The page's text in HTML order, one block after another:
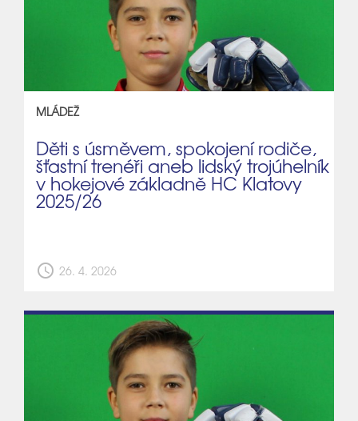
MLÁDEŽ
Děti s úsměvem, spokojení rodiče,
šťastní trenéři aneb lidský trojúhelník
v hokejové základně HC Klatovy
2025/26
schedule 26. 4. 2026